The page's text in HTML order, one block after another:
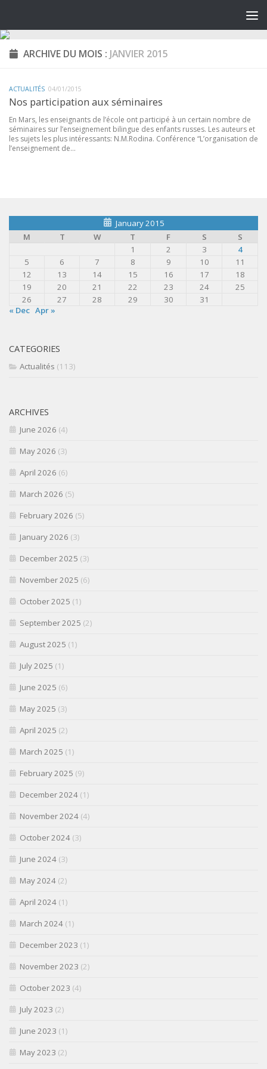
ARCHIVE DU MOIS : JANVIER 2015
ACTUALITÉS 04/01/2015
Nos participation aux séminaires
En Mars, les enseignants de l’école ont participé à un certain nombre de
séminaires sur l’enseignement bilingue des enfants russes. Les auteurs et
les sujets les plus intéressants: N.M.Rodina. Conférence “L’organisation de
l’enseignement de...
January 2015
M
T W T F S
S
1
2 3
4
5
6 7 8 9 10
11
12
13 14 15 16 17
18
19
20 21 22 23 24
25
26
27 28 29 30
31
« Dec Apr »
CATEGORIES
Actualités (113)
ARCHIVES
June 2026 (4)
May 2026 (3)
April 2026 (6)
March 2026 (5)
February 2026 (5)
January 2026 (3)
December 2025 (3)
November 2025 (6)
October 2025 (1)
September 2025 (2)
August 2025 (1)
July 2025 (1)
June 2025 (6)
May 2025 (3)
April 2025 (2)
March 2025 (1)
February 2025 (9)
December 2024 (1)
November 2024 (4)
October 2024 (3)
June 2024 (3)
May 2024 (2)
April 2024 (1)
March 2024 (1)
December 2023 (1)
November 2023 (2)
October 2023 (4)
July 2023 (2)
June 2023 (1)
May 2023 (2)